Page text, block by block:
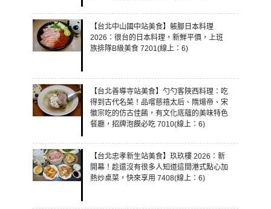
【台北中山國中站美食】躼腳日本料理
2026：很台的日本料理，新鮮平價，上班
族排隊B級美食 7201(線上：6)
【台北善導寺站美食】勺勺客陜西料理：吃
得到古代名菜！品嚐慈禧太后、隋煬帝、宋
徽宗吃的仿古佳餚，有文化底蘊的美味特色
餐廳，招牌泡饃必吃 7010(線上：6)
【台北忠孝新生站美食】玖玖樓 2026：新
開幕！趁還沒有很多人知道這間港式點心加
熱炒桌菜，快來享用 7408(線上：6)